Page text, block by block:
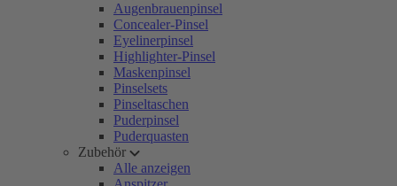
Augenbrauenpinsel
Concealer-Pinsel
Eyelinerpinsel
Highlighter-Pinsel
Maskenpinsel
Pinselsets
Pinseltaschen
Puderpinsel
Puderquasten
Zubehör
Alle anzeigen